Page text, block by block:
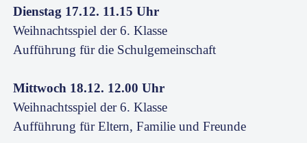
Dienstag 17.12. 11.15 Uhr
Weihnachtsspiel der 6. Klasse
Aufführung für die Schulgemeinschaft
Mittwoch 18.12. 12.00 Uhr
Weihnachtsspiel der 6. Klasse
Aufführung für Eltern, Familie und Freunde